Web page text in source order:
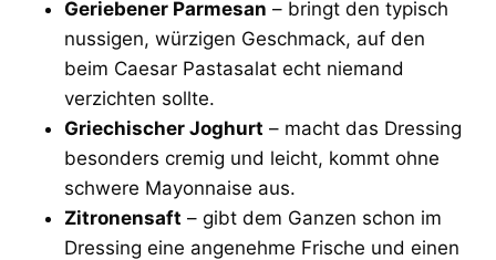
Geriebener Parmesan – bringt den typisch
nussigen, würzigen Geschmack, auf den
beim Caesar Pastasalat echt niemand
verzichten sollte.
Griechischer Joghurt – macht das Dressing
besonders cremig und leicht, kommt ohne
schwere Mayonnaise aus.
Zitronensaft – gibt dem Ganzen schon im
Dressing eine angenehme Frische und einen